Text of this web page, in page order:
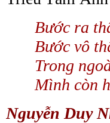
Bước ra
Bước vô
Trong
Mình còn
Nguyễn Duy